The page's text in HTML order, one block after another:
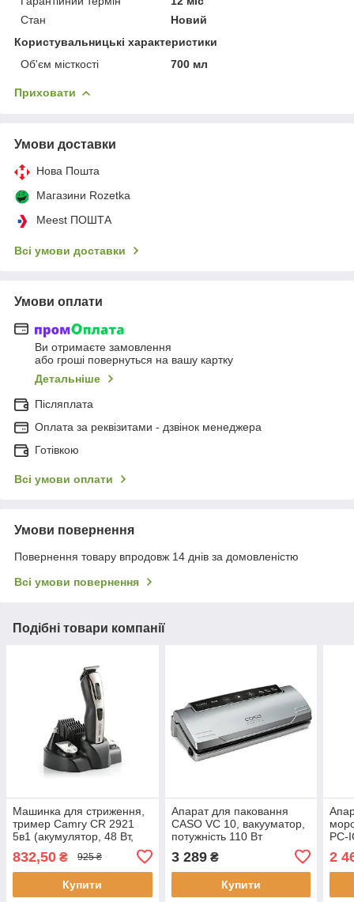
Стан
Новий
Користувальницькі характеристики
Об'єм місткості
700 мл
Приховати
Умови доставки
Нова Пошта
Магазини Rozetka
Meest ПОШТА
Всі умови доставки
Умови оплати
Ви отримаєте замовлення
або гроші повернуться на вашу картку
Детальніше
Післяплата
Оплата за реквізитами - дзвінок менеджера
Готівкою
Всі умови оплати
Умови повернення
Повернення товару впродовж 14 днів за домовленістю
Всі умови повернення
Подібні товари компанії
Машинка для стриження,
тример Camry CR 2921
5в1 (акумулятор, 48 Вт,
832,50 ₴ 925 ₴
Купити
Апарат для паковання
CASO VC 10, вакууматор,
потужність 110 Вт
3 289₴
Купити
PC-
мл,
2